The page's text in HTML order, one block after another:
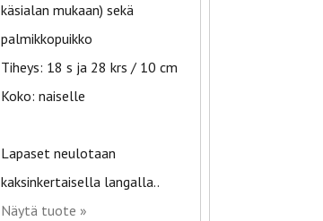
käsialan mukaan) sekä
palmikkopuikko
Tiheys: 18 s ja 28 krs / 10 cm
Koko: naiselle
Lapaset neulotaan
kaksinkertaisella langalla..
Näytä tuote »